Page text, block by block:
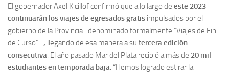
El gobernador Axel Kicillof confirmó que a lo largo de este 2023
continuarán los viajes de egresados gratis impulsados por el
gobierno de la Provincia -denominado formalmente “Viajes de Fin
de Curso”–, llegando de esa manera a su tercera edición
consecutiva. El año pasado Mar del Plata recibió a más de 20 mil
estudiantes en temporada baja. “Hemos logrado estirar la